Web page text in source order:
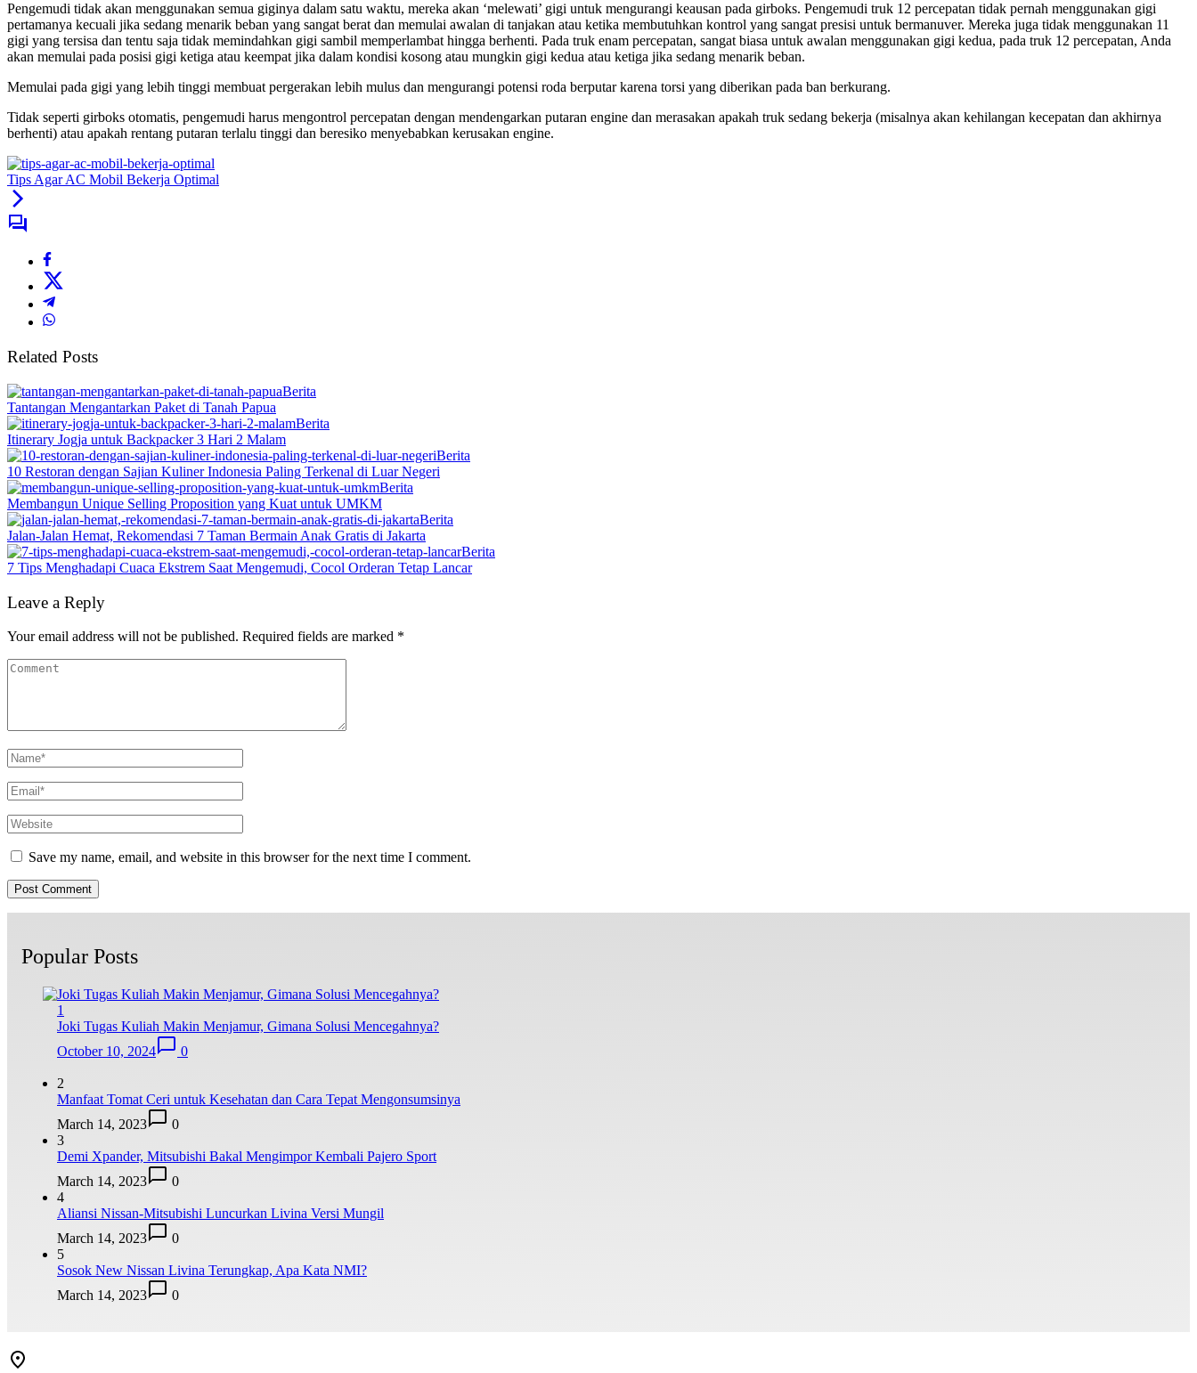
Pengemudi tidak akan menggunakan semua giginya dalam satu waktu, mereka akan ‘melewati’ gigi untuk mengurangi keausan pada girboks. Pengemudi truk 12 percepatan tidak pernah menggunakan gigi
pertamanya kecuali jika sedang menarik beban yang sangat berat dan memulai awalan di tanjakan atau ketika membutuhkan kontrol yang sangat presisi untuk bermanuver. Mereka juga tidak menggunakan 11
gigi yang tersisa dan tentu saja tidak memindahkan gigi sambil memperlambat hingga berhenti. Pada truk enam percepatan, sangat biasa untuk awalan menggunakan gigi kedua, pada truk 12 percepatan, Anda
akan memulai pada posisi gigi ketiga atau keempat jika dalam kondisi kosong atau mungkin gigi kedua atau ketiga jika sedang menarik beban.
Memulai pada gigi yang lebih tinggi membuat pergerakan lebih mulus dan mengurangi potensi roda berputar karena torsi yang diberikan pada ban berkurang.
Tidak seperti girboks otomatis, pengemudi harus mengontrol percepatan dengan mendengarkan putaran engine dan merasakan apakah truk sedang bekerja (misalnya akan kehilangan kecepatan dan akhirnya
berhenti) atau apakah rentang putaran terlalu tinggi dan beresiko menyebabkan kerusakan engine.
Tips Agar AC Mobil Bekerja Optimal
Related Posts
Berita
Tantangan Mengantarkan Paket di Tanah Papua
Berita
Itinerary Jogja untuk Backpacker 3 Hari 2 Malam
Berita
10 Restoran dengan Sajian Kuliner Indonesia Paling Terkenal di Luar Negeri
Berita
Membangun Unique Selling Proposition yang Kuat untuk UMKM
Berita
Jalan-Jalan Hemat, Rekomendasi 7 Taman Bermain Anak Gratis di Jakarta
Berita
7 Tips Menghadapi Cuaca Ekstrem Saat Mengemudi, Cocol Orderan Tetap Lancar
Leave a Reply
Your email address will not be published. Required fields are marked *
Save my name, email, and website in this browser for the next time I comment.
Popular Posts
1
Joki Tugas Kuliah Makin Menjamur, Gimana Solusi Mencegahnya?
October 10, 2024
0
2
Manfaat Tomat Ceri untuk Kesehatan dan Cara Tepat Mengonsumsinya
March 14, 2023
0
3
Demi Xpander, Mitsubishi Bakal Mengimpor Kembali Pajero Sport
March 14, 2023
0
4
Aliansi Nissan-Mitsubishi Luncurkan Livina Versi Mungil
March 14, 2023
0
5
Sosok New Nissan Livina Terungkap, Apa Kata NMI?
March 14, 2023
0